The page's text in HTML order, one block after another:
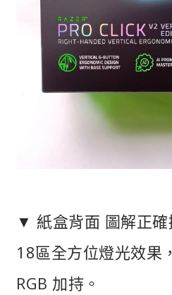
▼ 紙盒背面 圖解正確
18區全方位燈光效果
RGB 加持。